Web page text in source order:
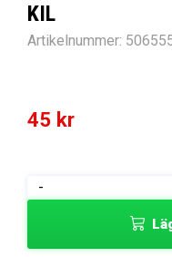
KIL
Artikelnummer:
45 kr
-
KIL